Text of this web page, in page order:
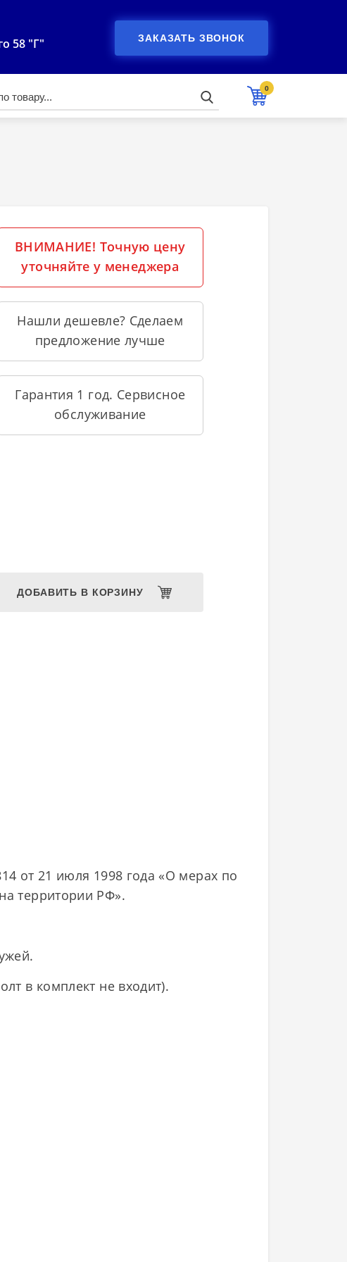
58 "Г"
ЗАКАЗАТЬ ЗВОНОК
0
ВНИМАНИЕ! Точную цену
уточняйте у менеджера
Нашли дешевле? Сделаем
предложение лучше
Гарантия 1 год. Сервисное
обслуживание
ДОБАВИТЬ В КОРЗИНУ
от 21 июля 1998 года «О мерах по
территории РФ».
в комплект не входит).